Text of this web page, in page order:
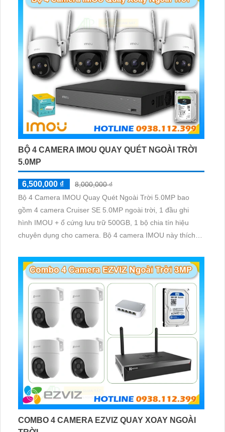
BỘ 4 CAMERA IMOU QUAY QUÉT NGOÀI TRỜI
5.0MP
6,500,000 ₫
8,000,000 ₫
Bộ 4 Camera IMOU Quay Quét Ngoài Trời 5.0MP bao
gồm 4 camera Cruiser SE 5.0MP ngoài trời, 1 đầu ghi
hình IMOU + ổ cứng lưu trữ 500GB, 1 bộ chia tín hiệu
chuyên dụng cho camera. Bộ 4 camera IMOU này thích
cần giám sát ngoài trời
COMBO 4 CAMERA EZVIZ QUAY XOAY NGOÀI